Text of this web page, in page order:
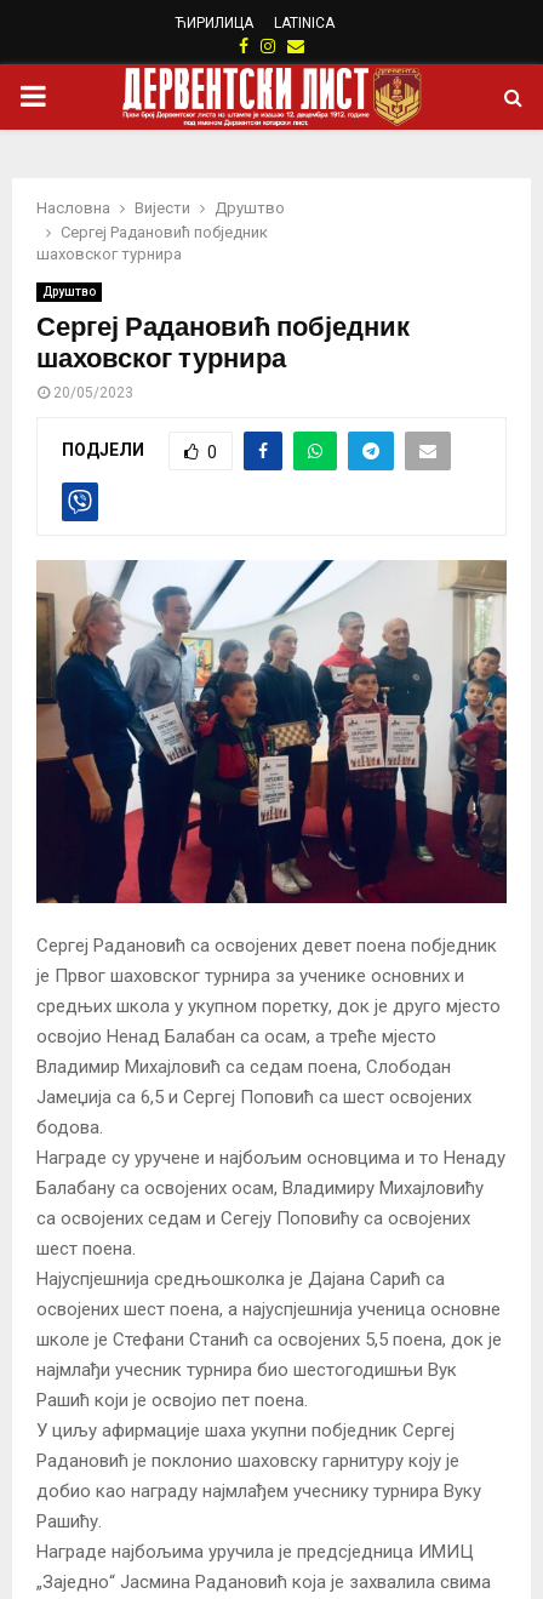
ЋИРИЛИЦА LATINICA
Facebook
Instagram
Email
PRIMARY
Насловна Вијести
Друштво
Сергеј Радановић побједник
шаховског турнира
Друштво
Сергеј Радановић побједник
шаховског турнира
20/05/2023
ПОДЈЕЛИ 0
Сергеј Радановић са освојених девет поена побједник
је Првог шаховског турнира за ученике основних и
средњих школа у укупном поретку, док је друго мјесто
освојио Ненад Балабан са осам, а треће мјесто
Владимир Михајловић са седам поена, Слободан
Јамеџија са 6,5 и Сергеј Поповић са шест освојених
бодова.
Награде су уручене и најбољим основцима и то Ненаду
Балабану са освојених осам, Владимиру Михајловићу
са освојених седам и Сегеју Поповићу са освојених
шест поена.
Најуспјешнија средњошколка је Дајана Сарић са
освојених шест поена, а најуспјешнија ученица основне
школе је Стефани Станић са освојених 5,5 поена, док је
најмлађи учесник турнира био шестогодишњи Вук
Рашић који је освојио пет поена.
У циљу афирмације шаха укупни побједник Сергеј
Радановић је поклонио шаховску гарнитуру коју је
добио као награду најмлађем учеснику турнира Вуку
Рашићу.
Награде најбољима уручила је предсједница ИМИЦ
„Заједно“ Јасмина Радановић која је захвалила свима